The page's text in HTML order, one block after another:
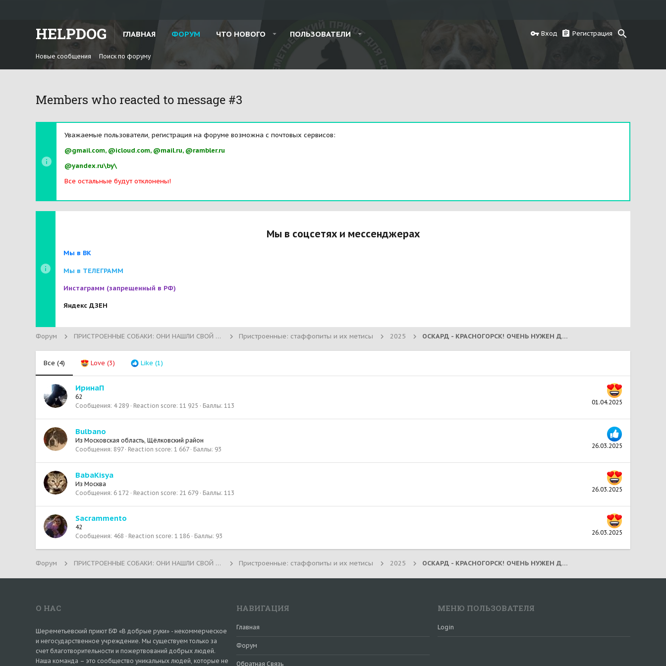
HELPDOG ГЛАВНАЯ ФОРУМ ЧТО НОВОГО ПОЛЬЗОВАТЕЛИ Вход Регистрация
Новые сообщения Поиск по форуму
Members who reacted to message #3
Уважаемые пользователи, регистрация на форуме возможна с почтовых сервисов:
@gmail.com, @icloud.com, @mail.ru, @rambler.ru
@yandex.ru\by\
Все остальные будут отклонены!
Мы в соцсетях и мессенджерах
Мы в ВК
Мы в ТЕЛЕГРАММ
Инстаграмм (запрещенный в РФ)
Яндекс ДЗЕН
Форум ПРИСТРОЕННЫЕ СОБАКИ: ОНИ НАШЛИ СВОЙ ДОМ! Пристроенные: стаффопиты и их метисы 2025 ОСКАРД - КРАСНОГОРСК! ОЧЕНЬ НУЖЕН ДОМ! (2025)
Все (4) Love (3) Like (1)
01.04.2025
ИринаП
62
Сообщения 4 289 Reaction score 11 925 Баллы 113
26.03.2025
Bulbano
Из Московская область, Щёлковский район
Сообщения 897 Reaction score 1 667 Баллы 93
26.03.2025
BabaKisya
Из Москва
Сообщения 6 172 Reaction score 21 679 Баллы 113
26.03.2025
Sacrammento
42
Сообщения 468 Reaction score 1 186 Баллы 93
Форум ПРИСТРОЕННЫЕ СОБАКИ: ОНИ НАШЛИ СВОЙ ДОМ! Пристроенные: стаффопиты и их метисы 2025 ОСКАРД - КРАСНОГОРСК! ОЧЕНЬ НУЖЕН ДОМ! (2025)
О НАС
Шереметьевский приют БФ «В добрые руки» - некоммерческое
и негосударственное учреждение. Мы существуем только за
счет благотворительности и пожертвований добрых людей.
Наша команда – это сообщество уникальных людей, которые не
НАВИГАЦИЯ
Главная
Форум
Обратная Связь
МЕНЮ ПОЛЬЗОВАТЕЛЯ
Login